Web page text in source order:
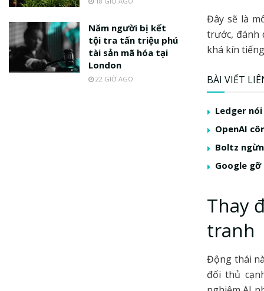
Đây sẽ là
trước, đánh
khá kín
BÀI VIẾT
Ledger
OpenAI
Boltz
Google
Thay
tranh
Động thái
đối thủ
Năm người bị kết
tội tra tấn triệu phú
tài sản mã hóa tại
London
22 GIỜ AGO